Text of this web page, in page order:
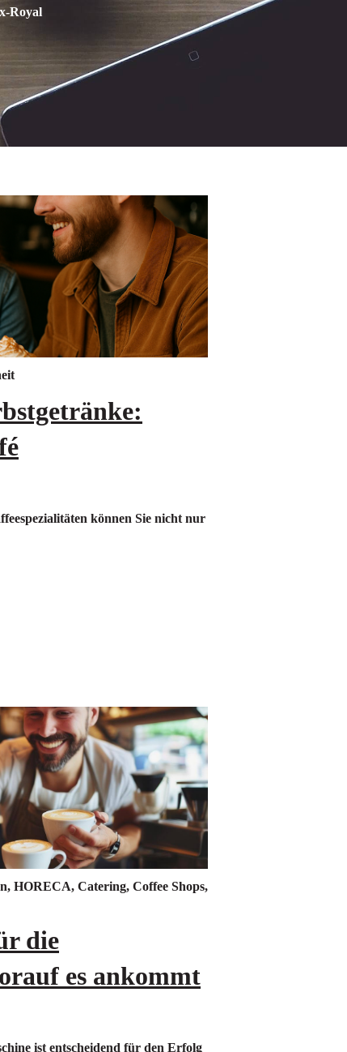
Royal
können Sie nicht nur
, HORECA, Catering, Coffee Shops,
die
es ankommt
ist entscheidend für den Erfolg